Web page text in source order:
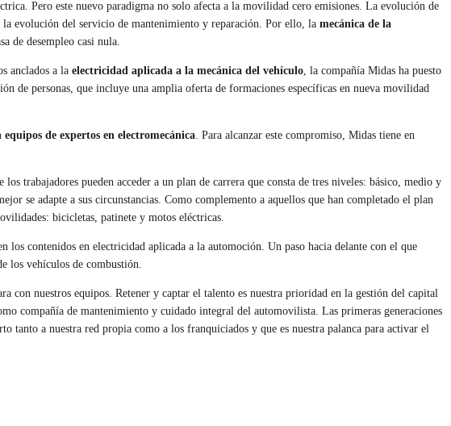
Pero este nuevo paradigma no solo afecta a la movilidad cero emisiones. La evolución de
evolución del servicio de mantenimiento y reparación. Por ello, la mecánica de la
de desempleo casi nula.
anclados a la electricidad aplicada a la mecánica del vehículo , la compañía Midas ha puesto
de personas, que incluye una amplia oferta de formaciones específicas en nueva movilidad
equipos de expertos en electromecánica . Para alcanzar este compromiso, Midas tiene en
trabajadores pueden acceder a un plan de carrera que consta de tres niveles: básico, medio y
se adapte a sus circunstancias. Como complemento a aquellos que han completado el plan
bicicletas, patinete y motos eléctricas.
contenidos en electricidad aplicada a la automoción. Un paso hacia delante con el que
los vehículos de combustión.
con nuestros equipos. Retener y captar el talento es nuestra prioridad en la gestión del capital
compañía de mantenimiento y cuidado integral del automovilista. Las primeras generaciones
tanto a nuestra red propia como a los franquiciados y que es nuestra palanca para activar el